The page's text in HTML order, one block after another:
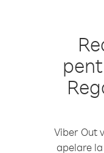
Viber Out
apelare